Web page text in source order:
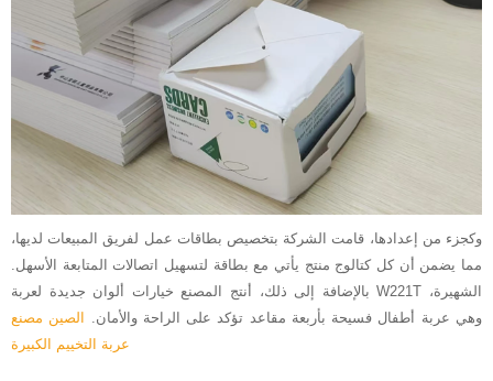
وكجزء من إعدادها، قامت الشركة بتخصيص بطاقات عمل لفريق المبيعات لديها،
مما يضمن أن كل كتالوج منتج يأتي مع بطاقة لتسهيل اتصالات المتابعة الأسهل.
بالإضافة إلى ذلك، أنتج المصنع خيارات ألوان جديدة لعربة W221T الشهيرة،
وهي عربة أطفال فسيحة بأربعة مقاعد تؤكد على الراحة والأمان.
الصين مصنع
عربة التخييم الكبيرة